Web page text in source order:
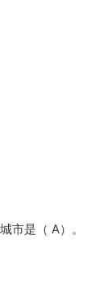
市是（ A）。